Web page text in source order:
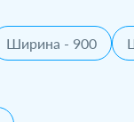
Ширина - 900